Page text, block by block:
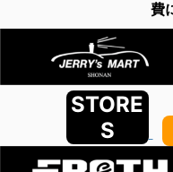
費
STORE
S